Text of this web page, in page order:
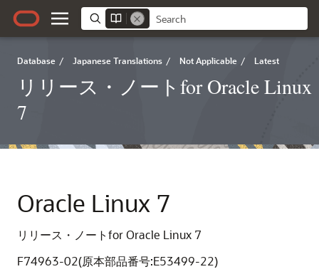
Database / Japanese Translations / Not Applicable / Latest
リリース・ノートfor Oracle Linux
7
Oracle Linux 7
リリース・ノートfor Oracle Linux 7
F74963-02(原本部品番号:E53499-22)